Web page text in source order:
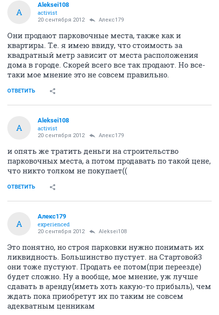
A
Aleksei108
activist
20 сентября 2012 Алекс179
Они продают парковочные места, также как и
квартиры. Т.е. я имею ввиду, что стоимость за
квадратный метр зависит от места расположения
дома в городе. Скорей всего все так продают. Но все-
таки мое мнение это не совсем правильно.
ОТВЕТИТЬ
A
Aleksei108
activist
20 сентября 2012 Алекс179
и опять же тратить деньги на строительство
парковочных места, а потом продавать по такой цене,
что никто толком не покупает((
ОТВЕТИТЬ
А
Алекс179
experienced
20 сентября 2012 Aleksei108
Это понятно, но строя парковки нужно понимать их
ликвидность. Большинство пустует. на Стартовой3
они тоже пустуют. Продать ее потом(при переезде)
будет сложно. Ну а вообще, мое мнение, уж лучше
сдавать в аренду(иметь хоть какую-то прибыль), чем
ждать пока приобретут их по таким не совсем
адекватным ценникам